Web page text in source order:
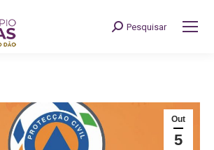
Search:
Pesquisar
Out
5